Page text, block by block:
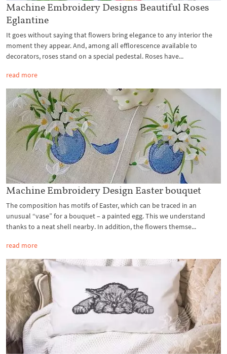
Machine Embroidery Designs Beautiful Roses
Eglantine
It goes without saying that flowers bring elegance to any interior the
moment they appear. And, among all efflorescence available to
decorators, roses stand on a special pedestal. Roses have...
read more
Machine Embroidery Design Easter bouquet
The composition has motifs of Easter, which can be traced in an
unusual “vase” for a bouquet – a painted egg. This we understand
thanks to a neat shell nearby. In addition, the flowers themse...
read more